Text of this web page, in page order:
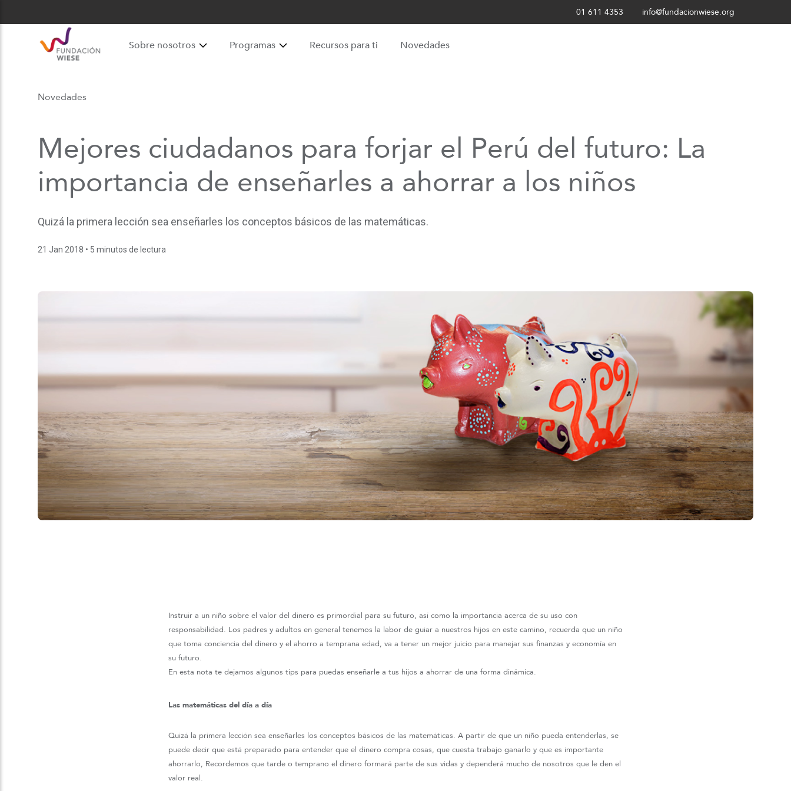
01 611 4353 info@fundacionwiese.org
Sobre nosotros Programas Recursos para ti Novedades
Novedades
Mejores ciudadanos para forjar el Perú del futuro: La
importancia de enseñarles a ahorrar a los niños
Quizá la primera lección sea enseñarles los conceptos básicos de las matemáticas.
21 Jan 2018 • 5 minutos de lectura
Instruir a un niño sobre el valor del dinero es primordial para su futuro, así como la importancia acerca de su uso con
responsabilidad. Los padres y adultos en general tenemos la labor de guiar a nuestros hijos en este camino, recuerda que un niño
que toma conciencia del dinero y el ahorro a temprana edad, va a tener un mejor juicio para manejar sus finanzas y economía en
su futuro.
En esta nota te dejamos algunos tips para puedas enseñarle a tus hijos a ahorrar de una forma dinámica.
Las matemáticas del día a día
Quizá la primera lección sea enseñarles los conceptos básicos de las matemáticas. A partir de que un niño pueda entenderlas, se
puede decir que está preparado para entender que el dinero compra cosas, que cuesta trabajo ganarlo y que es importante
ahorrarlo, Recordemos que tarde o temprano el dinero formará parte de sus vidas y dependerá mucho de nosotros que le den el
valor real.